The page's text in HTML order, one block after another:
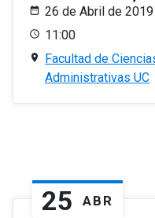
26 de Abril de 2019
11:00
Facultad de
Administrativas UC
25 ABR